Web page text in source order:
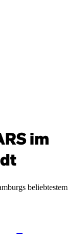
im
beliebtestem